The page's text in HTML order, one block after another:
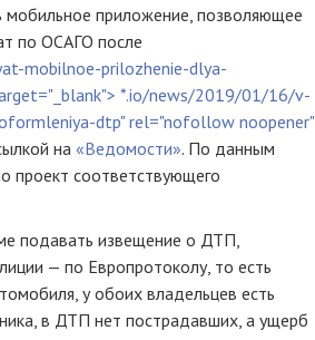
мобильное приложение, позволяющее
по ОСАГО после
mobilnoe-prilozhenie-dlya-
*.io/news/2019/01/16/v-
dtp" rel="nofollow noopener"
на «Ведомости». По данным
проект соответствующего
подавать извещение о ДТП,
— по Европротоколу, то есть
у обоих владельцев есть
в ДТП нет пострадавших, а ущерб